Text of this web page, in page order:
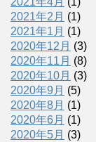
2021年2月 (1)
2021年1月 (1)
2020年12月 (3)
2020年11月 (8)
2020年10月 (3)
2020年9月 (5)
2020年8月 (1)
2020年6月 (1)
2020年5月 (3)